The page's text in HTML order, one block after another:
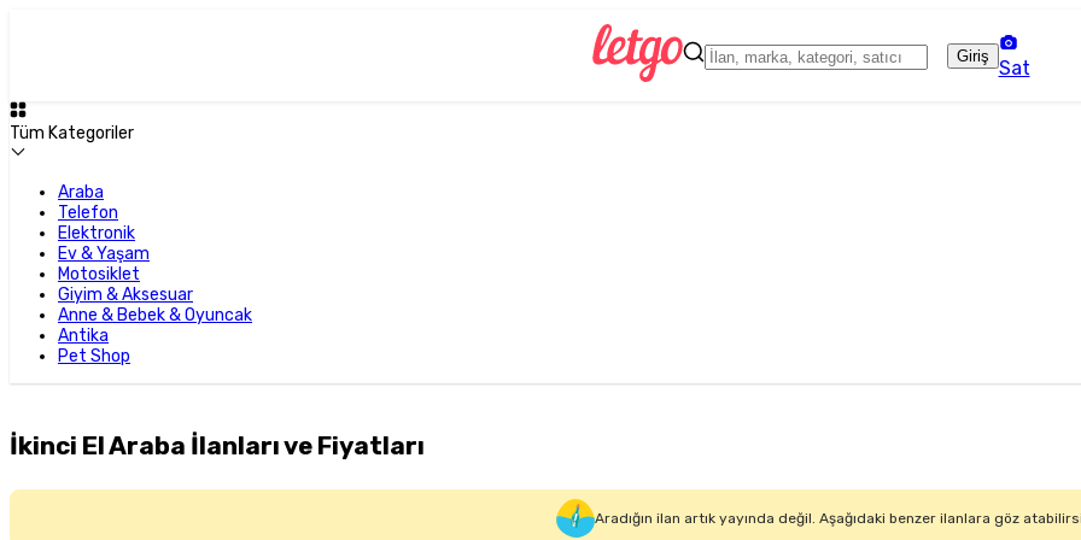
Giriş
Sat
Tüm Kategoriler
Araba
Telefon
Elektronik
Ev & Yaşam
Motosiklet
Giyim & Aksesuar
Anne & Bebek & Oyuncak
Antika
Pet Shop
İkinci El Araba İlanları ve Fiyatları
Aradığın ilan artık yayında değil. Aşağıdaki benzer ilanlara göz